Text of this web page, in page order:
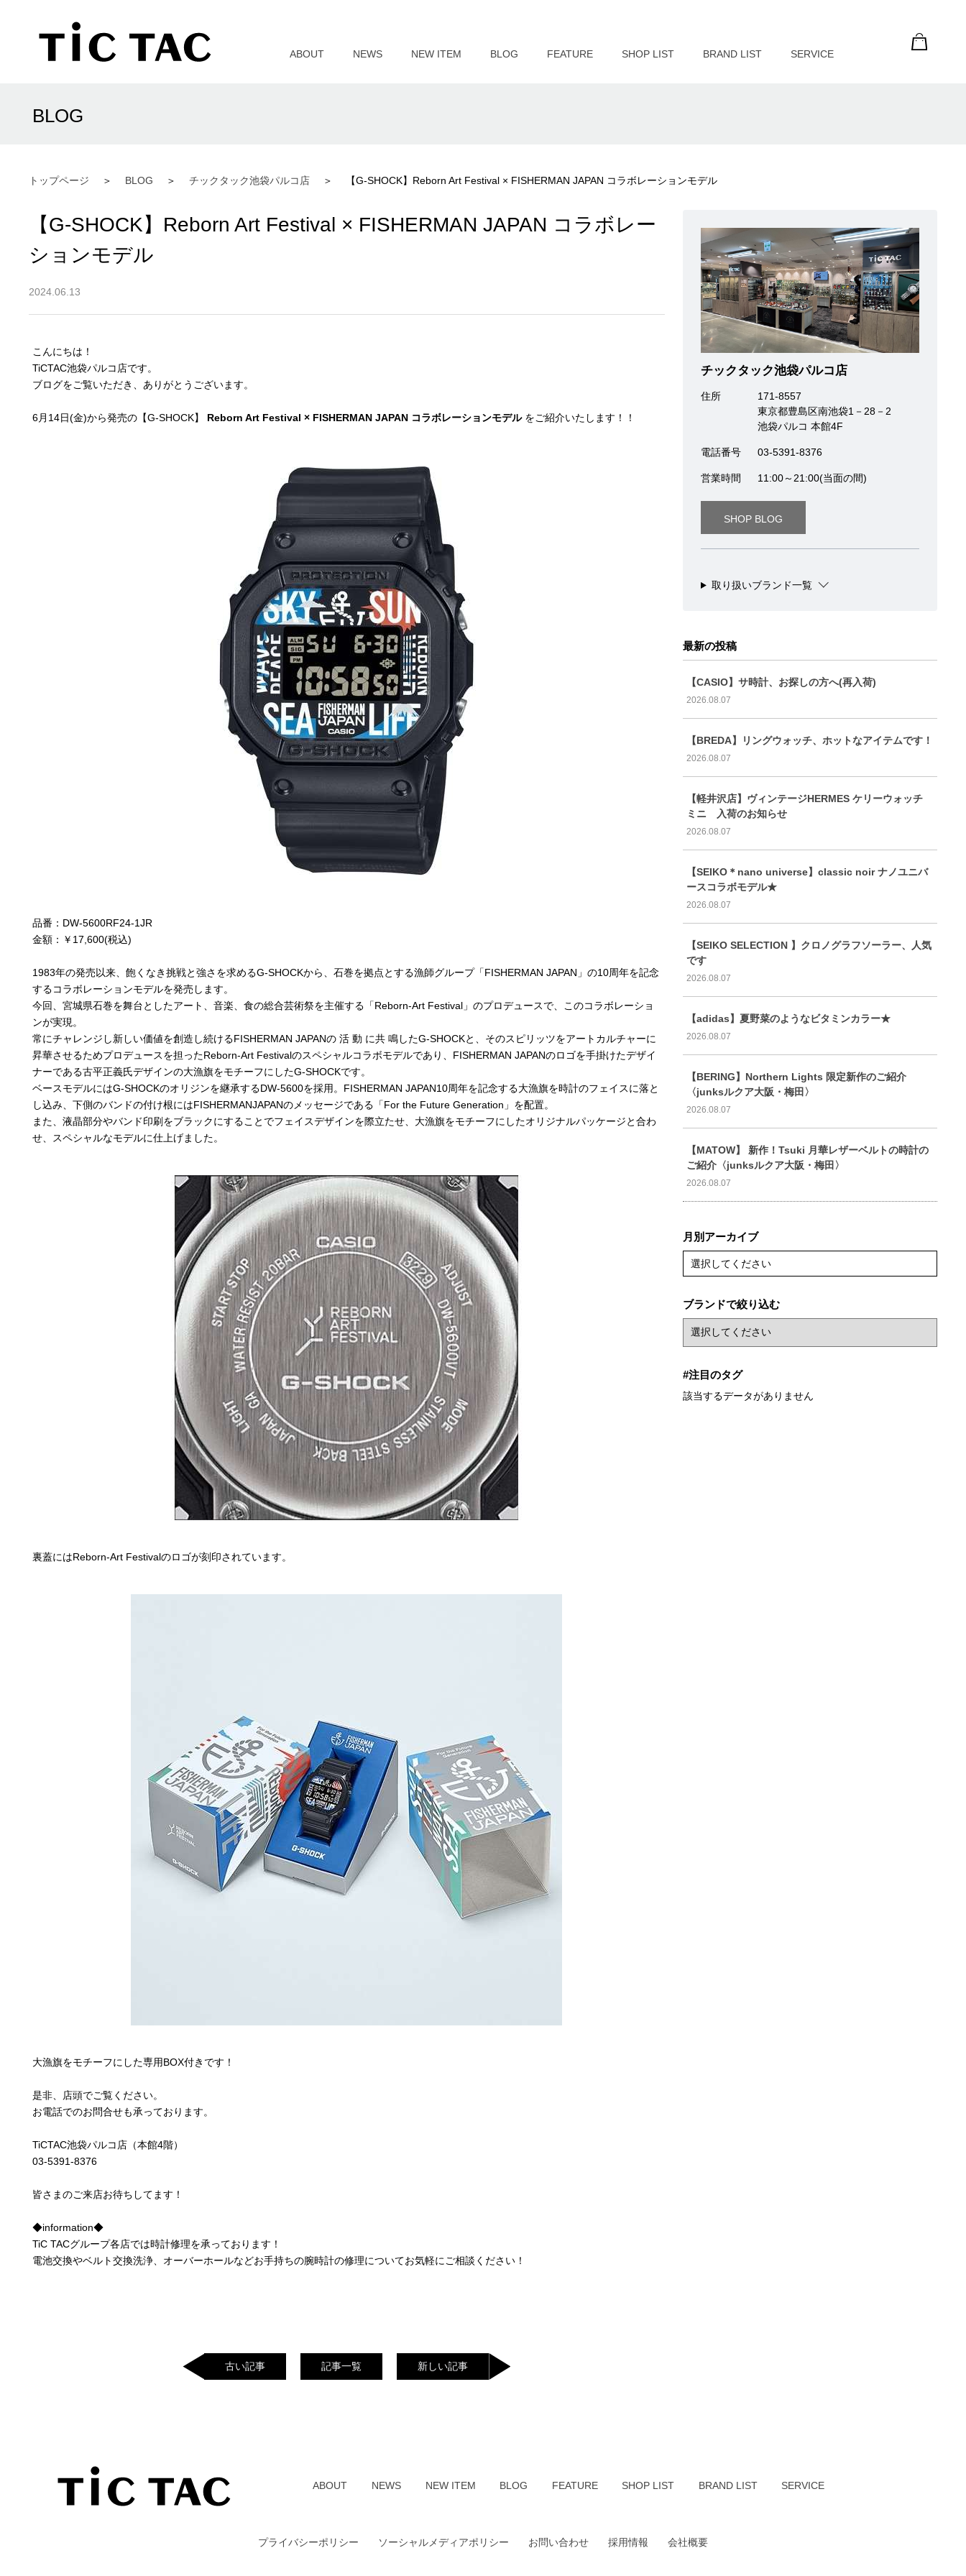
ABOUT NEWS NEW ITEM BLOG FEATURE SHOP LIST BRAND LIST SERVICE
トップページ BLOG チックタック池袋パルコ店 【G-SHOCK】Reborn Art Festival × FISHERMAN JAPAN コラボレーションモデル
BLOG
【G-SHOCK】Reborn Art Festival × FISHERMAN JAPAN コラボレー
ションモデル
2024.06.13
こんにちは！
TiCTAC池袋パルコ店です。
ブログをご覧いただき、ありがとうございます。
6月14日(金)から発売の【G-SHOCK】 Reborn Art Festival × FISHERMAN JAPAN コラボレーションモデル をご紹介いたします！！
品番：DW-5600RF24-1JR
金額：￥17,600(税込)
1983年の発売以来、飽くなき挑戦と強さを求めるG-SHOCKから、石巻を拠点とする漁師グループ「FISHERMAN JAPAN」の10周年を記念
するコラボレーションモデルを発売します。
今回、宮城県石巻を舞台としたアート、音楽、食の総合芸術祭を主催する「Reborn-Art Festival」のプロデュースで、このコラボレーショ
ンが実現。
常にチャレンジし新しい価値を創造し続けるFISHERMAN JAPANの 活 動 に共 鳴したG-SHOCKと、そのスピリッツをアートカルチャーに
昇華させるためプロデュースを担ったReborn-Art Festivalのスペシャルコラボモデルであり、FISHERMAN JAPANのロゴを手掛けたデザイ
ナーである古平正義氏デザインの大漁旗をモチーフにしたG-SHOCKです。
ベースモデルにはG-SHOCKのオリジンを継承するDW-5600を採用。FISHERMAN JAPAN10周年を記念する大漁旗を時計のフェイスに落と
し込み、下側のバンドの付け根にはFISHERMANJAPANのメッセージである「For the Future Generation」を配置。
また、液晶部分やバンド印刷をブラックにすることでフェイスデザインを際立たせ、大漁旗をモチーフにしたオリジナルパッケージと合わ
せ、スペシャルなモデルに仕上げました。
裏蓋にはReborn-Art Festivalのロゴが刻印されています。
大漁旗をモチーフにした専用BOX付きです！
是非、店頭でご覧ください。
お電話でのお問合せも承っております。
TiCTAC池袋パルコ店（本館4階）
03-5391-8376
皆さまのご来店お待ちしてます！
◆information◆
TiC TACグループ各店では時計修理を承っております！
電池交換やベルト交換洗浄、オーバーホールなどお手持ちの腕時計の修理についてお気軽にご相談ください！
古い記事 記事一覧 新しい記事
チックタック池袋パルコ店
住所
171-8557
東京都豊島区南池袋1－28－2
池袋パルコ 本館4F
電話番号 03-5391-8376
営業時間 11:00～21:00(当面の間)
SHOP BLOG
取り扱いブランド一覧
最新の投稿
【CASIO】サ時計、お探しの方へ(再入荷)
2026.08.07
【BREDA】リングウォッチ、ホットなアイテムです！
2026.08.07
【軽井沢店】ヴィンテージHERMES ケリーウォッチ
ミニ 入荷のお知らせ
2026.08.07
【SEIKO＊nano universe】classic noir ナノユニバ
ースコラボモデル★
2026.08.07
【SEIKO SELECTION 】クロノグラフソーラー、人気
です
2026.08.07
【adidas】夏野菜のようなビタミンカラー★
2026.08.07
【BERING】Northern Lights 限定新作のご紹介
〈junksルクア大阪・梅田〉
2026.08.07
【MATOW】 新作！Tsuki 月華レザーベルトの時計の
ご紹介〈junksルクア大阪・梅田〉
2026.08.07
月別アーカイブ
選択してください
ブランドで絞り込む
#注目のタグ
該当するデータがありません
ABOUT NEWS NEW ITEM BLOG FEATURE SHOP LIST BRAND LIST SERVICE
プライバシーポリシー ソーシャルメディアポリシー お問い合わせ 採用情報 会社概要